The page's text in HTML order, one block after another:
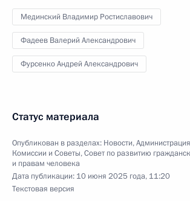
Мединский Владимир Ростиславович
Фадеев Валерий Александрович
Фурсенко Андрей Александрович
Статус материала
Опубликован в разделах: Новости,
Комиссии и Советы,Совет по развитию
и правам человека
Дата публикации: 10 июня 2025 года, 11:20
Текстовая версия